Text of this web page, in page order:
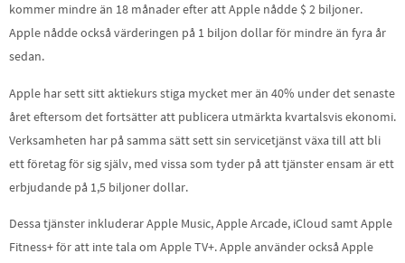
kommer mindre än 18 månader efter att Apple nådde $ 2 biljoner.
Apple nådde också värderingen på 1 biljon dollar för mindre än fyra år
sedan.
Apple har sett sitt aktiekurs stiga mycket mer än 40% under det senaste
året eftersom det fortsätter att publicera utmärkta kvartalsvis ekonomi.
Verksamheten har på samma sätt sett sin servicetjänst växa till att bli
ett företag för sig själv, med vissa som tyder på att tjänster ensam är ett
erbjudande på 1,5 biljoner dollar.
Dessa tjänster inkluderar Apple Music, Apple Arcade, iCloud samt Apple
Fitness+ för att inte tala om Apple TV+. Apple använder också Apple